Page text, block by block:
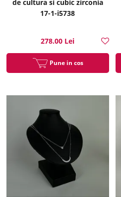
de cultura si cubic zirconia
17-1-i5738
278.00 Lei
Pune in cos